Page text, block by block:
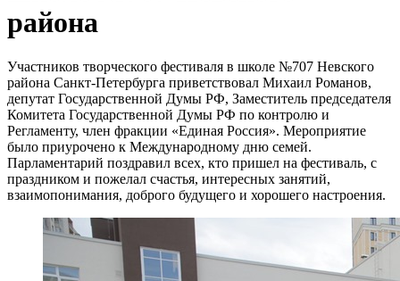
района
Участников творческого фестиваля в школе №707 Невского
района Санкт-Петербурга приветствовал Михаил Романов,
депутат Государственной Думы РФ, Заместитель председателя
Комитета Государственной Думы РФ по контролю и
Регламенту, член фракции «Единая Россия». Мероприятие
было приурочено к Международному дню семей.
Парламентарий поздравил всех, кто пришел на фестиваль, с
праздником и пожелал счастья, интересных занятий,
взаимопонимания, доброго будущего и хорошего настроения.